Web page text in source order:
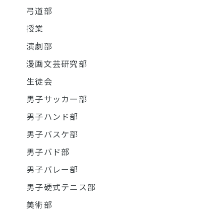
弓道部
授業
演劇部
漫画文芸研究部
生徒会
男子サッカー部
男子ハンド部
男子バスケ部
男子バド部
男子バレー部
男子硬式テニス部
美術部